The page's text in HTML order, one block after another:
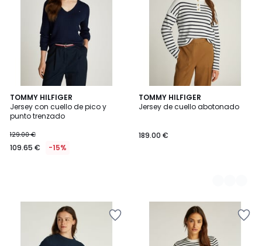
TOMMY HILFIGER
Jersey con cuello de pico y
punto trenzado
129.00 €
109.65 € -15%
TOMMY HILFIGER
Jersey de cuello abotonado
189.00 €
2
Colores